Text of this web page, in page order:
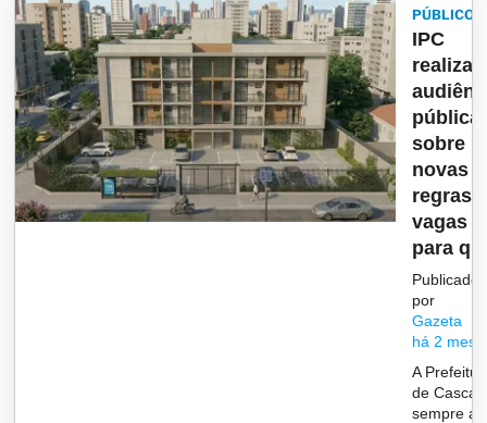
PÚBLICO
IPC
realiza
pública
sobre
novas
regras
vagas
para
Publicado
por
Gazeta
há 2
A
de
sempre